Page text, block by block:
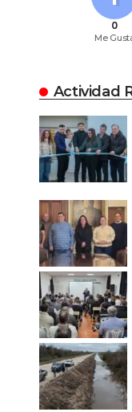
0
Me
Actividad